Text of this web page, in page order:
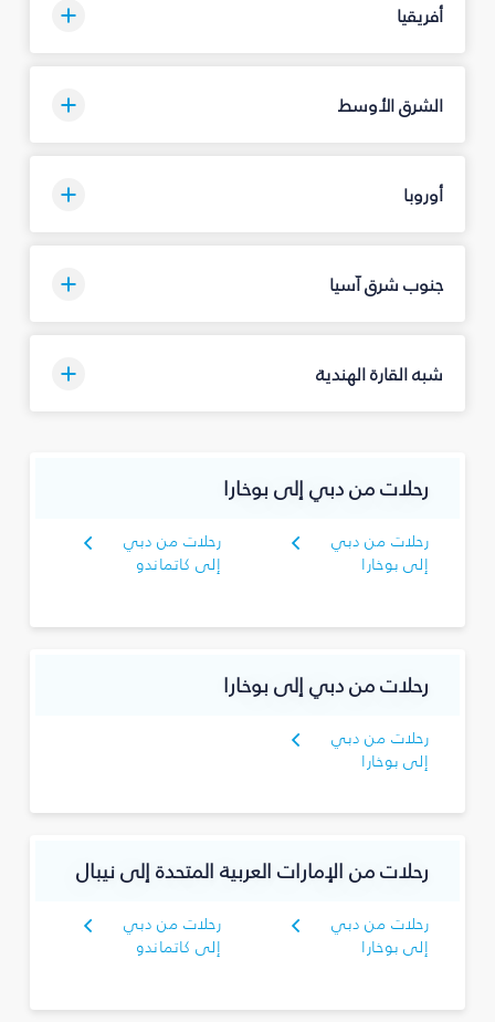
أفريقيا
الشرق الأوسط
أوروبا
جنوب شرق آسيا
شبه القارة الهندية
رحلات من دبي إلى بوخارا
رحلات من دبي
إلى بوخارا
رحلات من دبي
إلى كاتماندو
رحلات من دبي إلى بوخارا
رحلات من دبي
إلى بوخارا
رحلات من الإمارات العربية المتحدة إلى نيبال
رحلات من دبي
إلى بوخارا
رحلات من دبي
إلى كاتماندو